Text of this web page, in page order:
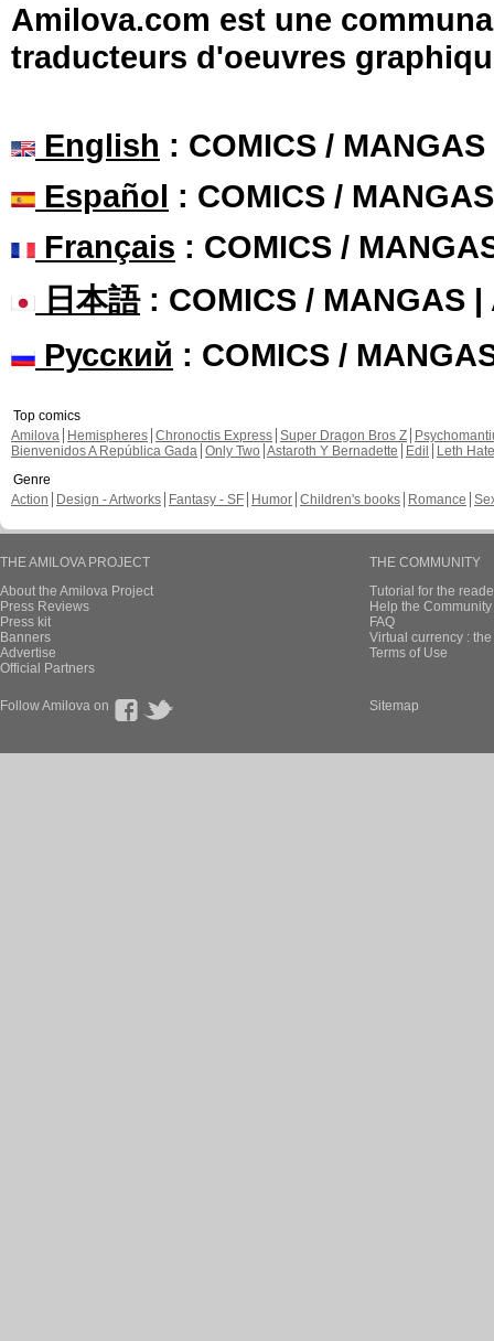
Amilova.com est une
traducteurs d'oeuvres
English : COMICS /
Español : COMICS /
Français : COMICS /
日本語: COMICS / MANGAS |
Русский : COMICS /
Top comics
Amilova
Hemispheres Chronoctis Express Super Dragon Bros Z
Bienvenidos A República Gada Only Two Astaroth Y Bernadette Edil
Leth Hate
Genre
Action
Design - Artworks Fantasy - SF Humor Children's books Romance
THE AMILOVA PROJECT
About the Amilova Project
Press Reviews
Press kit
Banners
Advertise
Official Partners
THE COMMUNITY
Tutorial for the
Help the
FAQ
Virtual currency :
Terms of Use
Follow Amilova on Sitemap